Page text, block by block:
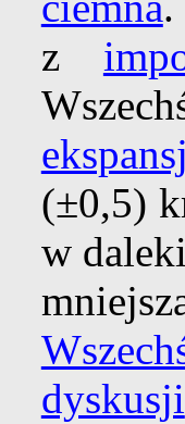
z
(±0,5)
w
dyskusji